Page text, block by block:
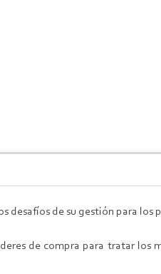
desafíos de su gestión para los
de compra para tratar los